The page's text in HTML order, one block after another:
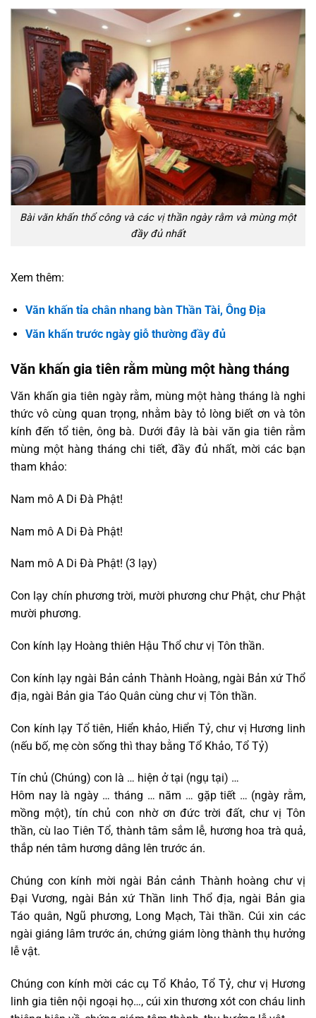
Bài văn khấn thổ công và các vị thần ngày rằm và mùng một
đầy đủ nhất
Xem thêm:
Văn khấn tỉa chân nhang bàn Thần Tài, Ông Địa
Văn khấn trước ngày giỗ thường đầy đủ
Văn khấn gia tiên rằm mùng một hàng tháng
Văn khấn gia tiên ngày rằm, mùng một hàng tháng là nghi
thức vô cùng quan trọng, nhằm bày tỏ lòng biết ơn và tôn
kính đến tổ tiên, ông bà. Dưới đây là bài văn gia tiên rằm
mùng một hàng tháng chi tiết, đầy đủ nhất, mời các bạn
tham khảo:
Nam mô A Di Đà Phật!
Nam mô A Di Đà Phật!
Nam mô A Di Đà Phật! (3 lạy)
Con lạy chín phương trời, mười phương chư Phật, chư Phật
mười phương.
Con kính lạy Hoàng thiên Hậu Thổ chư vị Tôn thần.
Con kính lạy ngài Bản cảnh Thành Hoàng, ngài Bản xứ Thổ
địa, ngài Bản gia Táo Quân cùng chư vị Tôn thần.
Con kính lạy Tổ tiên, Hiển khảo, Hiển Tỷ, chư vị Hương linh
(nếu bố, mẹ còn sống thì thay bằng Tổ Khảo, Tổ Tỷ)
Tín chủ (Chúng) con là … hiện ở tại (ngụ tại) …
Hôm nay là ngày … tháng … năm … gặp tiết … (ngày rằm,
mồng một), tín chủ con nhờ ơn đức trời đất, chư vị Tôn
thần, cù lao Tiên Tổ, thành tâm sắm lễ, hương hoa trà quả,
thắp nén tâm hương dâng lên trước án.
Chúng con kính mời ngài Bản cảnh Thành hoàng chư vị
Đại Vương, ngài Bản xứ Thần linh Thổ địa, ngài Bản gia
Táo quân, Ngũ phương, Long Mạch, Tài thần. Cúi xin các
ngài giáng lâm trước án, chứng giám lòng thành thụ hưởng
lễ vật.
Chúng con kính mời các cụ Tổ Khảo, Tổ Tỷ, chư vị Hương
linh gia tiên nội ngoại họ…, cúi xin thương xót con cháu linh